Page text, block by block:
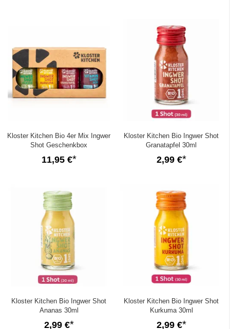
Kloster Kitchen Bio 4er Mix Ingwer
Shot Geschenkbox
11,95 €
Kloster Kitchen Bio Ingwer Shot
Granatapfel 30ml
2,99 €
Kloster Kitchen Bio Ingwer Shot
Ananas 30ml
2,99 €
Kloster Kitchen Bio Ingwer Shot
Kurkuma 30ml
2,99 €